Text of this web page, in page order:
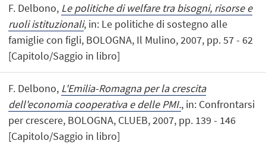
F. Delbono, Le politiche di welfare tra bisogni, risorse e
ruoli istituzionali, in: Le politiche di sostegno alle
famiglie con figli, BOLOGNA, Il Mulino, 2007, pp. 57 - 62
[Capitolo/Saggio in libro]
F. Delbono, L'Emilia-Romagna per la crescita
dell'economia cooperativa e delle PMI., in: Confrontarsi
per crescere, BOLOGNA, CLUEB, 2007, pp. 139 - 146
[Capitolo/Saggio in libro]